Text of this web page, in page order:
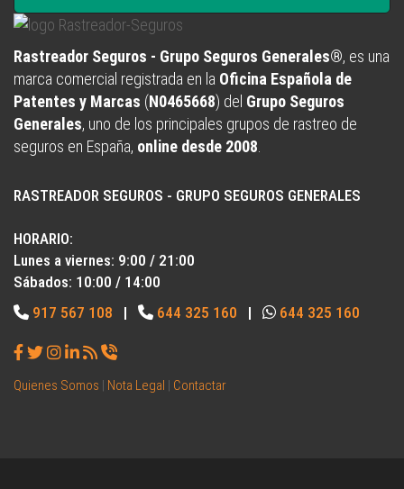
Rastreador Seguros - Grupo Seguros Generales®, es una
marca comercial registrada en la Oficina Española de
Patentes y Marcas (N0465668) del Grupo Seguros
Generales, uno de los principales grupos de rastreo de
seguros en España, online desde 2008.
RASTREADOR SEGUROS - GRUPO SEGUROS GENERALES
HORARIO:
Lunes a viernes: 9:00 / 21:00
Sábados: 10:00 / 14:00
917 567 108 | 644 325 160 | 644 325 160
Quienes Somos | Nota Legal | Contactar